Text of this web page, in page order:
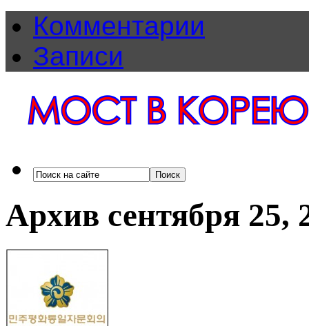
Комментарии
Записи
Архив сентября 25,